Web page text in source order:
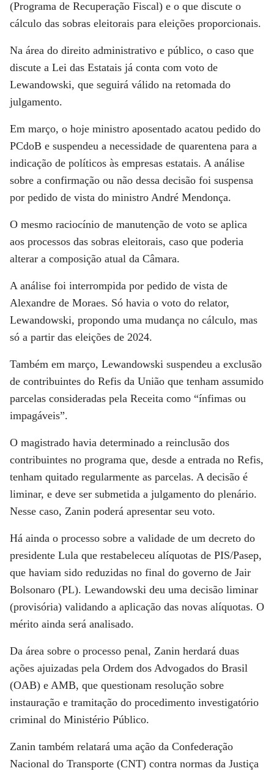
(Programa de Recuperação Fiscal) e o que discute o
cálculo das sobras eleitorais para eleições proporcionais.
Na área do direito administrativo e público, o caso que
discute a Lei das Estatais já conta com voto de
Lewandowski, que seguirá válido na retomada do
julgamento.
Em março, o hoje ministro aposentado acatou pedido do
PCdoB e suspendeu a necessidade de quarentena para a
indicação de políticos às empresas estatais. A análise
sobre a confirmação ou não dessa decisão foi suspensa
por pedido de vista do ministro André Mendonça.
O mesmo raciocínio de manutenção de voto se aplica
aos processos das sobras eleitorais, caso que poderia
alterar a composição atual da Câmara.
A análise foi interrompida por pedido de vista de
Alexandre de Moraes. Só havia o voto do relator,
Lewandowski, propondo uma mudança no cálculo, mas
só a partir das eleições de 2024.
Também em março, Lewandowski suspendeu a exclusão
de contribuintes do Refis da União que tenham assumido
parcelas consideradas pela Receita como “ínfimas ou
impagáveis”.
O magistrado havia determinado a reinclusão dos
contribuintes no programa que, desde a entrada no Refis,
tenham quitado regularmente as parcelas. A decisão é
liminar, e deve ser submetida a julgamento do plenário.
Nesse caso, Zanin poderá apresentar seu voto.
Há ainda o processo sobre a validade de um decreto do
presidente Lula que restabeleceu alíquotas de PIS/Pasep,
que haviam sido reduzidas no final do governo de Jair
Bolsonaro (PL). Lewandowski deu uma decisão liminar
(provisória) validando a aplicação das novas alíquotas. O
mérito ainda será analisado.
Da área sobre o processo penal, Zanin herdará duas
ações ajuizadas pela Ordem dos Advogados do Brasil
(OAB) e AMB, que questionam resolução sobre
instauração e tramitação do procedimento investigatório
criminal do Ministério Público.
Zanin também relatará uma ação da Confederação
Nacional do Transporte (CNT) contra normas da Justiça